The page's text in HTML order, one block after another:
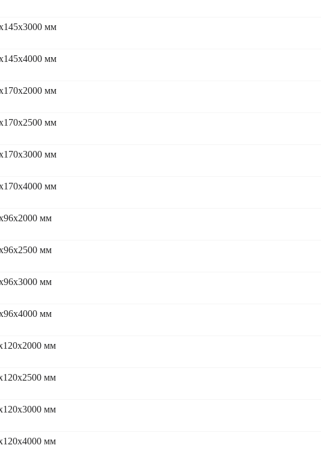
мм
мм
мм
мм
мм
мм
мм
мм
мм
мм
мм
мм
мм
мм